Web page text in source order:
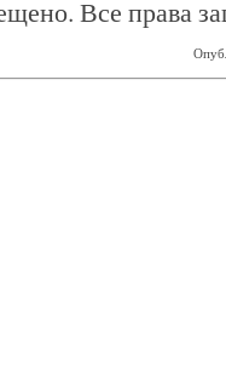
Все права